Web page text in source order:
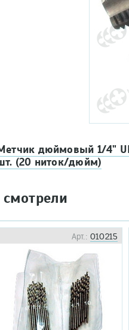
дюймовый 1/4"
(20 ниток/дюйм)
Арт.:010215